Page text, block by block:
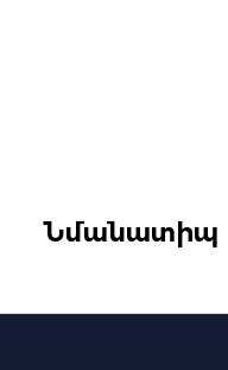
Նմանատիպ